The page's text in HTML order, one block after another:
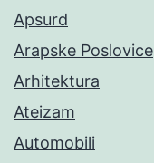
Apsurd
Arapske Poslovice
Arhitektura
Ateizam
Automobili